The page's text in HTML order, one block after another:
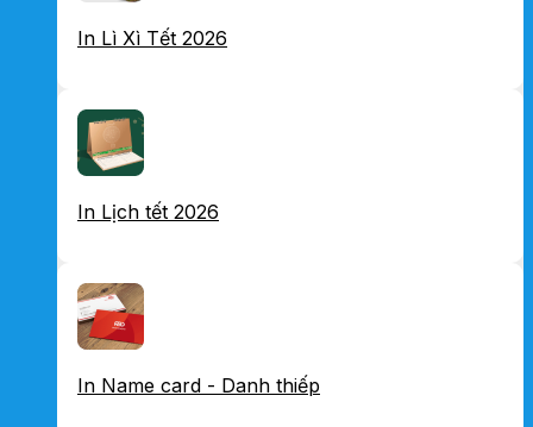
In Lì Xì Tết 2026
In Lịch tết 2026
In Name card - Danh thiếp